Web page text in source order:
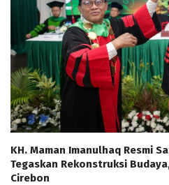
KH. Maman Imanulhaq Resmi
Tegaskan Rekonstruksi
Cirebon